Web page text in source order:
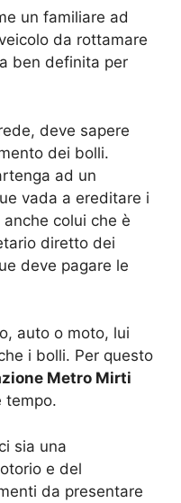
un familiare ad
da rottamare
ben definita per
deve sapere
dei bolli.
ad un
vada a ereditare i
colui che è
diretto dei
deve pagare le
auto o moto, lui
i bolli. Per questo
Metro Mirti
tempo.
sia una
e del
da presentare